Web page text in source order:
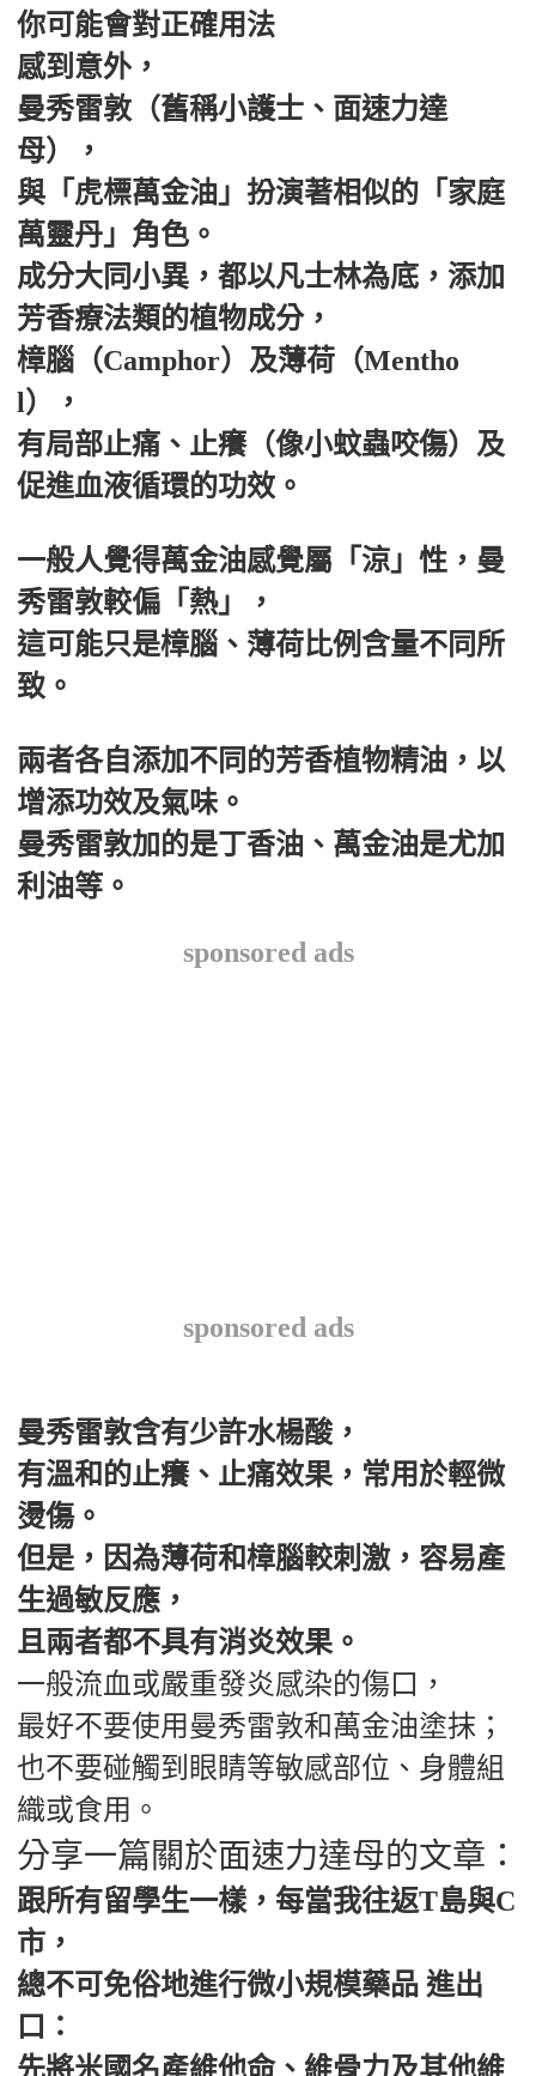
你可能會對正確用法
感到意外，
曼秀雷敦（舊稱小護士、面速力達
母），
與「虎標萬金油」扮演著相似的「家庭
萬靈丹」角色。
成分大同小異，都以凡士林為底，添加
芳香療法類的植物成分，
樟腦（Camphor）及薄荷（Mentho
l），
有局部止痛、止癢（像小蚊蟲咬傷）及
促進血液循環的功效。
一般人覺得萬金油感覺屬「涼」性，曼
秀雷敦較偏「熱」，
這可能只是樟腦、薄荷比例含量不同所
致。
兩者各自添加不同的芳香植物精油，以
增添功效及氣味。
曼秀雷敦加的是丁香油、萬金油是尤加
利油等。
sponsored ads
sponsored ads
曼秀雷敦含有少許水楊酸，
有溫和的止癢、止痛效果，常用於輕微
燙傷。
但是，因為薄荷和樟腦較刺激，容易產
生過敏反應，
且兩者都不具有消炎效果。
一般流血或嚴重發炎感染的傷口，
最好不要使用曼秀雷敦和萬金油塗抹；
也不要碰觸到眼睛等敏感部位、身體組
織或食用。
分享一篇關於面速力達母的文章：
跟所有留學生一樣，每當我往返T島與C
市，
總不可免俗地進行微小規模藥品 進出
口：
先將米國名產維他命、維骨力及其他維